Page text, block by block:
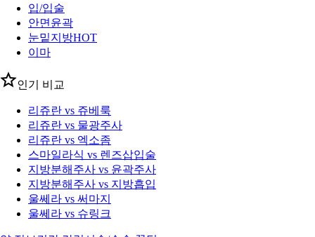
입/입술
안면윤곽
눈밑지방HOT
이마
인기 비교
리쥬란 vs 쥬베룩
리쥬란 vs 물광주사
리쥬란 vs 엑소좀
스마일라식 vs 렌즈삽입술
지방분해주사 vs 윤곽주사
지방분해주사 vs 지방흡입
울쎄라 vs 써마지
울쎄라 vs 슈링크